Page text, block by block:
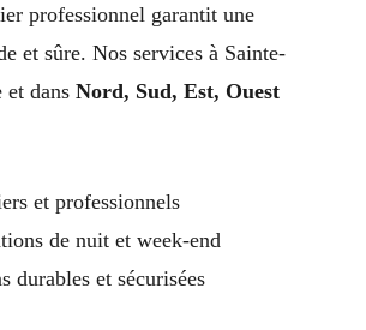
professionnel garantit une
et sûre. Nos services à Sainte-
dans Nord, Sud, Est, Ouest
et professionnels
de nuit et week-end
durables et sécurisées